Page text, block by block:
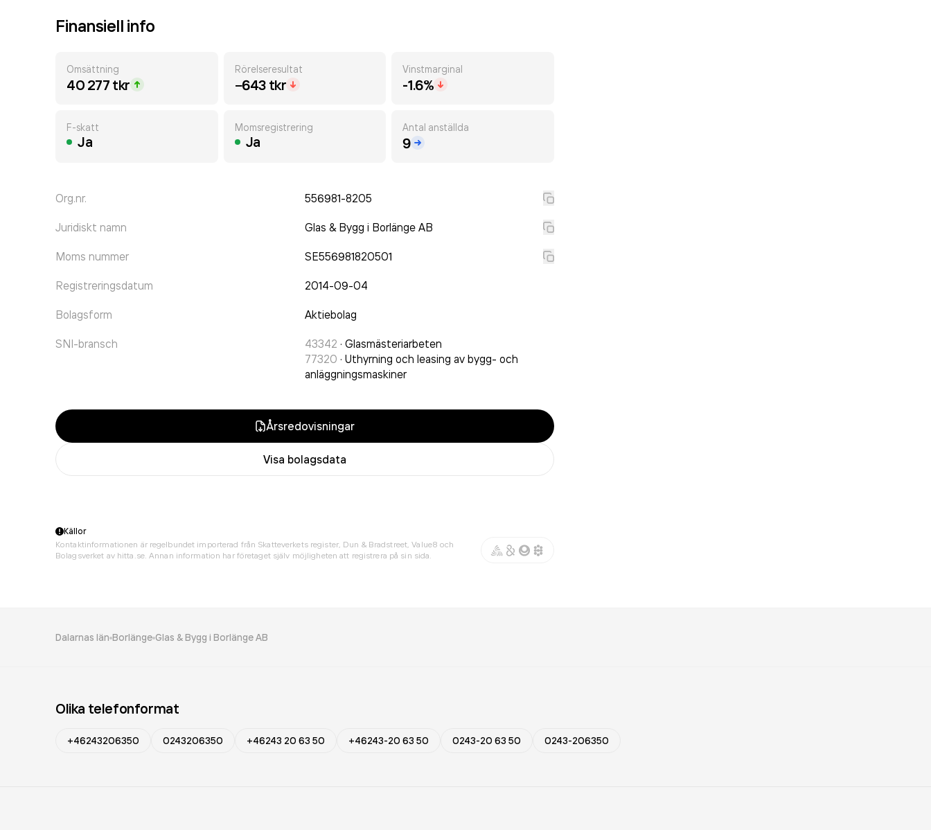
Finansiell info
Omsättning
40 277 tkr
Rörelseresultat
−643 tkr
Vinstmarginal
-1.6%
F-skatt
Ja
Momsregistrering
Ja
Antal anställda
9
Org.nr. 556981-8205
Juridiskt namn Glas & Bygg i Borlänge AB
Moms nummer SE556981820501
Registreringsdatum 2014-09-04
Bolagsform Aktiebolag
SNI-bransch 43342 · Glasmästeriarbeten
77320 · Uthyrning och leasing av bygg- och
anläggningsmaskiner
Årsredovisningar
Visa bolagsdata
Källor
Kontaktinformationen är regelbundet importerad från Skatteverkets register, Dun & Bradstreet, Value8 och
Bolagsverket av hitta.se. Annan information har företaget själv möjligheten att registrera på sin sida.
Dalarnas län Borlänge Glas & Bygg i Borlänge AB
Olika telefonformat
+46243206350 0243206350 +46243 20 63 50 +46243-20 63 50 0243-20 63 50 0243-206350